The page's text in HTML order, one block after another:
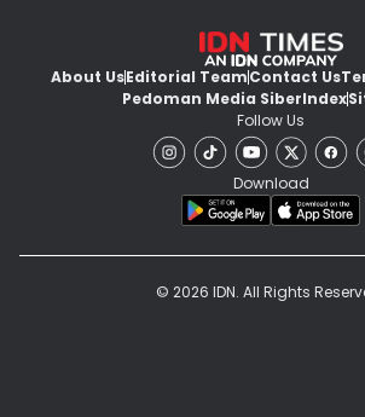
About UsEditorial TeamContact Us
Pedoman Media SiberIndex
Follow Us
Download
© 2026 IDN. All Rights